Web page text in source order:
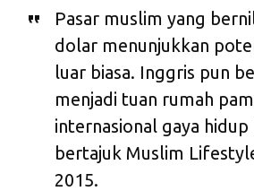
Pasar muslim yang
dolar menunjukkan
luar biasa. Inggris pun
menjadi tuan rumah
internasional gaya hidup
bertajuk Muslim
2015.